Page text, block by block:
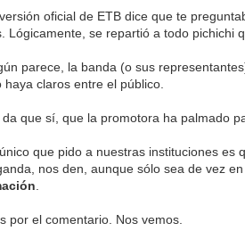
oficial de ETB dice que te
Lógicamente, se repartió a todo pichichi
parece, la banda (o sus
haya claros entre el público.
que sí, que la promotora ha palmado
que pido a nuestras instituciones es
nos den, aunque sólo sea de vez
por el comentario. Nos vemos.